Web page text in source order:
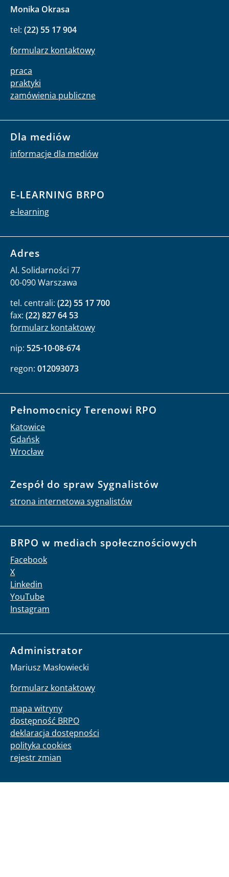
Monika Okrasa
tel: (22) 55 17 904
formularz kontaktowy
praca
praktyki
zamówienia publiczne
Dla mediów
informacje dla mediów
E-LEARNING BRPO
e-learning
Adres
Al. Solidarności 77
00-090 Warszawa
tel. centrali: (22) 55 17 700
fax: (22) 827 64 53
formularz kontaktowy
nip: 525-10-08-674
regon: 012093073
Pełnomocnicy Terenowi RPO
Katowice
Gdańsk
Wrocław
Zespół do spraw Sygnalistów
strona internetowa sygnalistów
BRPO w mediach społecznościowych
Facebook
X
Linkedin
YouTube
Instagram
Administrator
Mariusz Masłowiecki
formularz kontaktowy
mapa witryny
dostępność BRPO
deklaracja dostępności
polityka cookies
rejestr zmian